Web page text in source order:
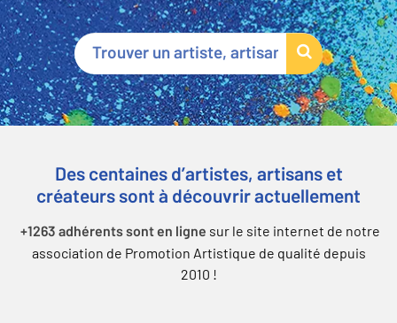
Des centaines d’artistes, artisans et
créateurs sont à découvrir actuellement
+1263 adhérents sont en ligne sur le site internet de notre
association de Promotion Artistique de qualité depuis
2010 !